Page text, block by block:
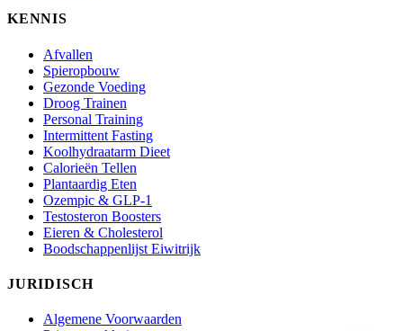
KENNIS
Afvallen
Spieropbouw
Gezonde Voeding
Droog Trainen
Personal Training
Intermittent Fasting
Koolhydraatarm Dieet
Calorieën Tellen
Plantaardig Eten
Ozempic & GLP-1
Testosteron Boosters
Eieren & Cholesterol
Boodschappenlijst Eiwitrijk
JURIDISCH
Algemene Voorwaarden